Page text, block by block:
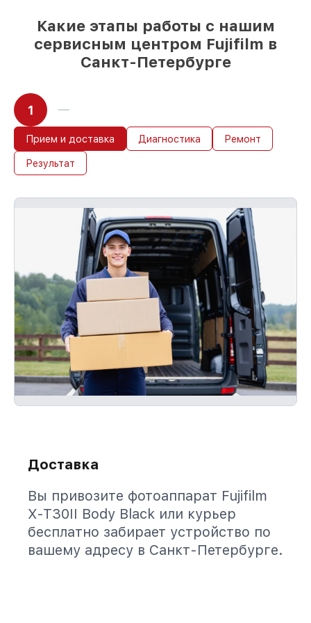
сервис начался сразу
Какие этапы работы с нашим
сервисным центром Fujifilm в
Санкт-Петербурге
1
Прием и доставка Диагностика Ремонт
Результат
Доставка
Вы привозите фотоаппарат Fujifilm
X-T30II Body Black или курьер
бесплатно забирает устройство по
вашему адресу в Санкт-Петербурге.